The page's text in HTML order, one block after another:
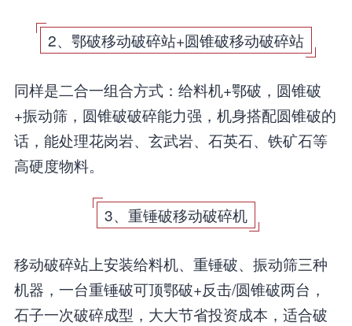
2、鄂破移动破碎站+圆锥破移动破碎站
同样是二合一组合方式：给料机+鄂破，圆锥破
+振动筛，圆锥破破碎能力强，机身搭配圆锥破的
话，能处理花岗岩、玄武岩、石英石、铁矿石等
高硬度物料。
3、重锤破移动破碎机
移动破碎站上安装给料机、重锤破、振动筛三种
机器，一台重锤破可顶鄂破+反击/圆锥破两台，
石子一次破碎成型，大大节省投资成本，适合破